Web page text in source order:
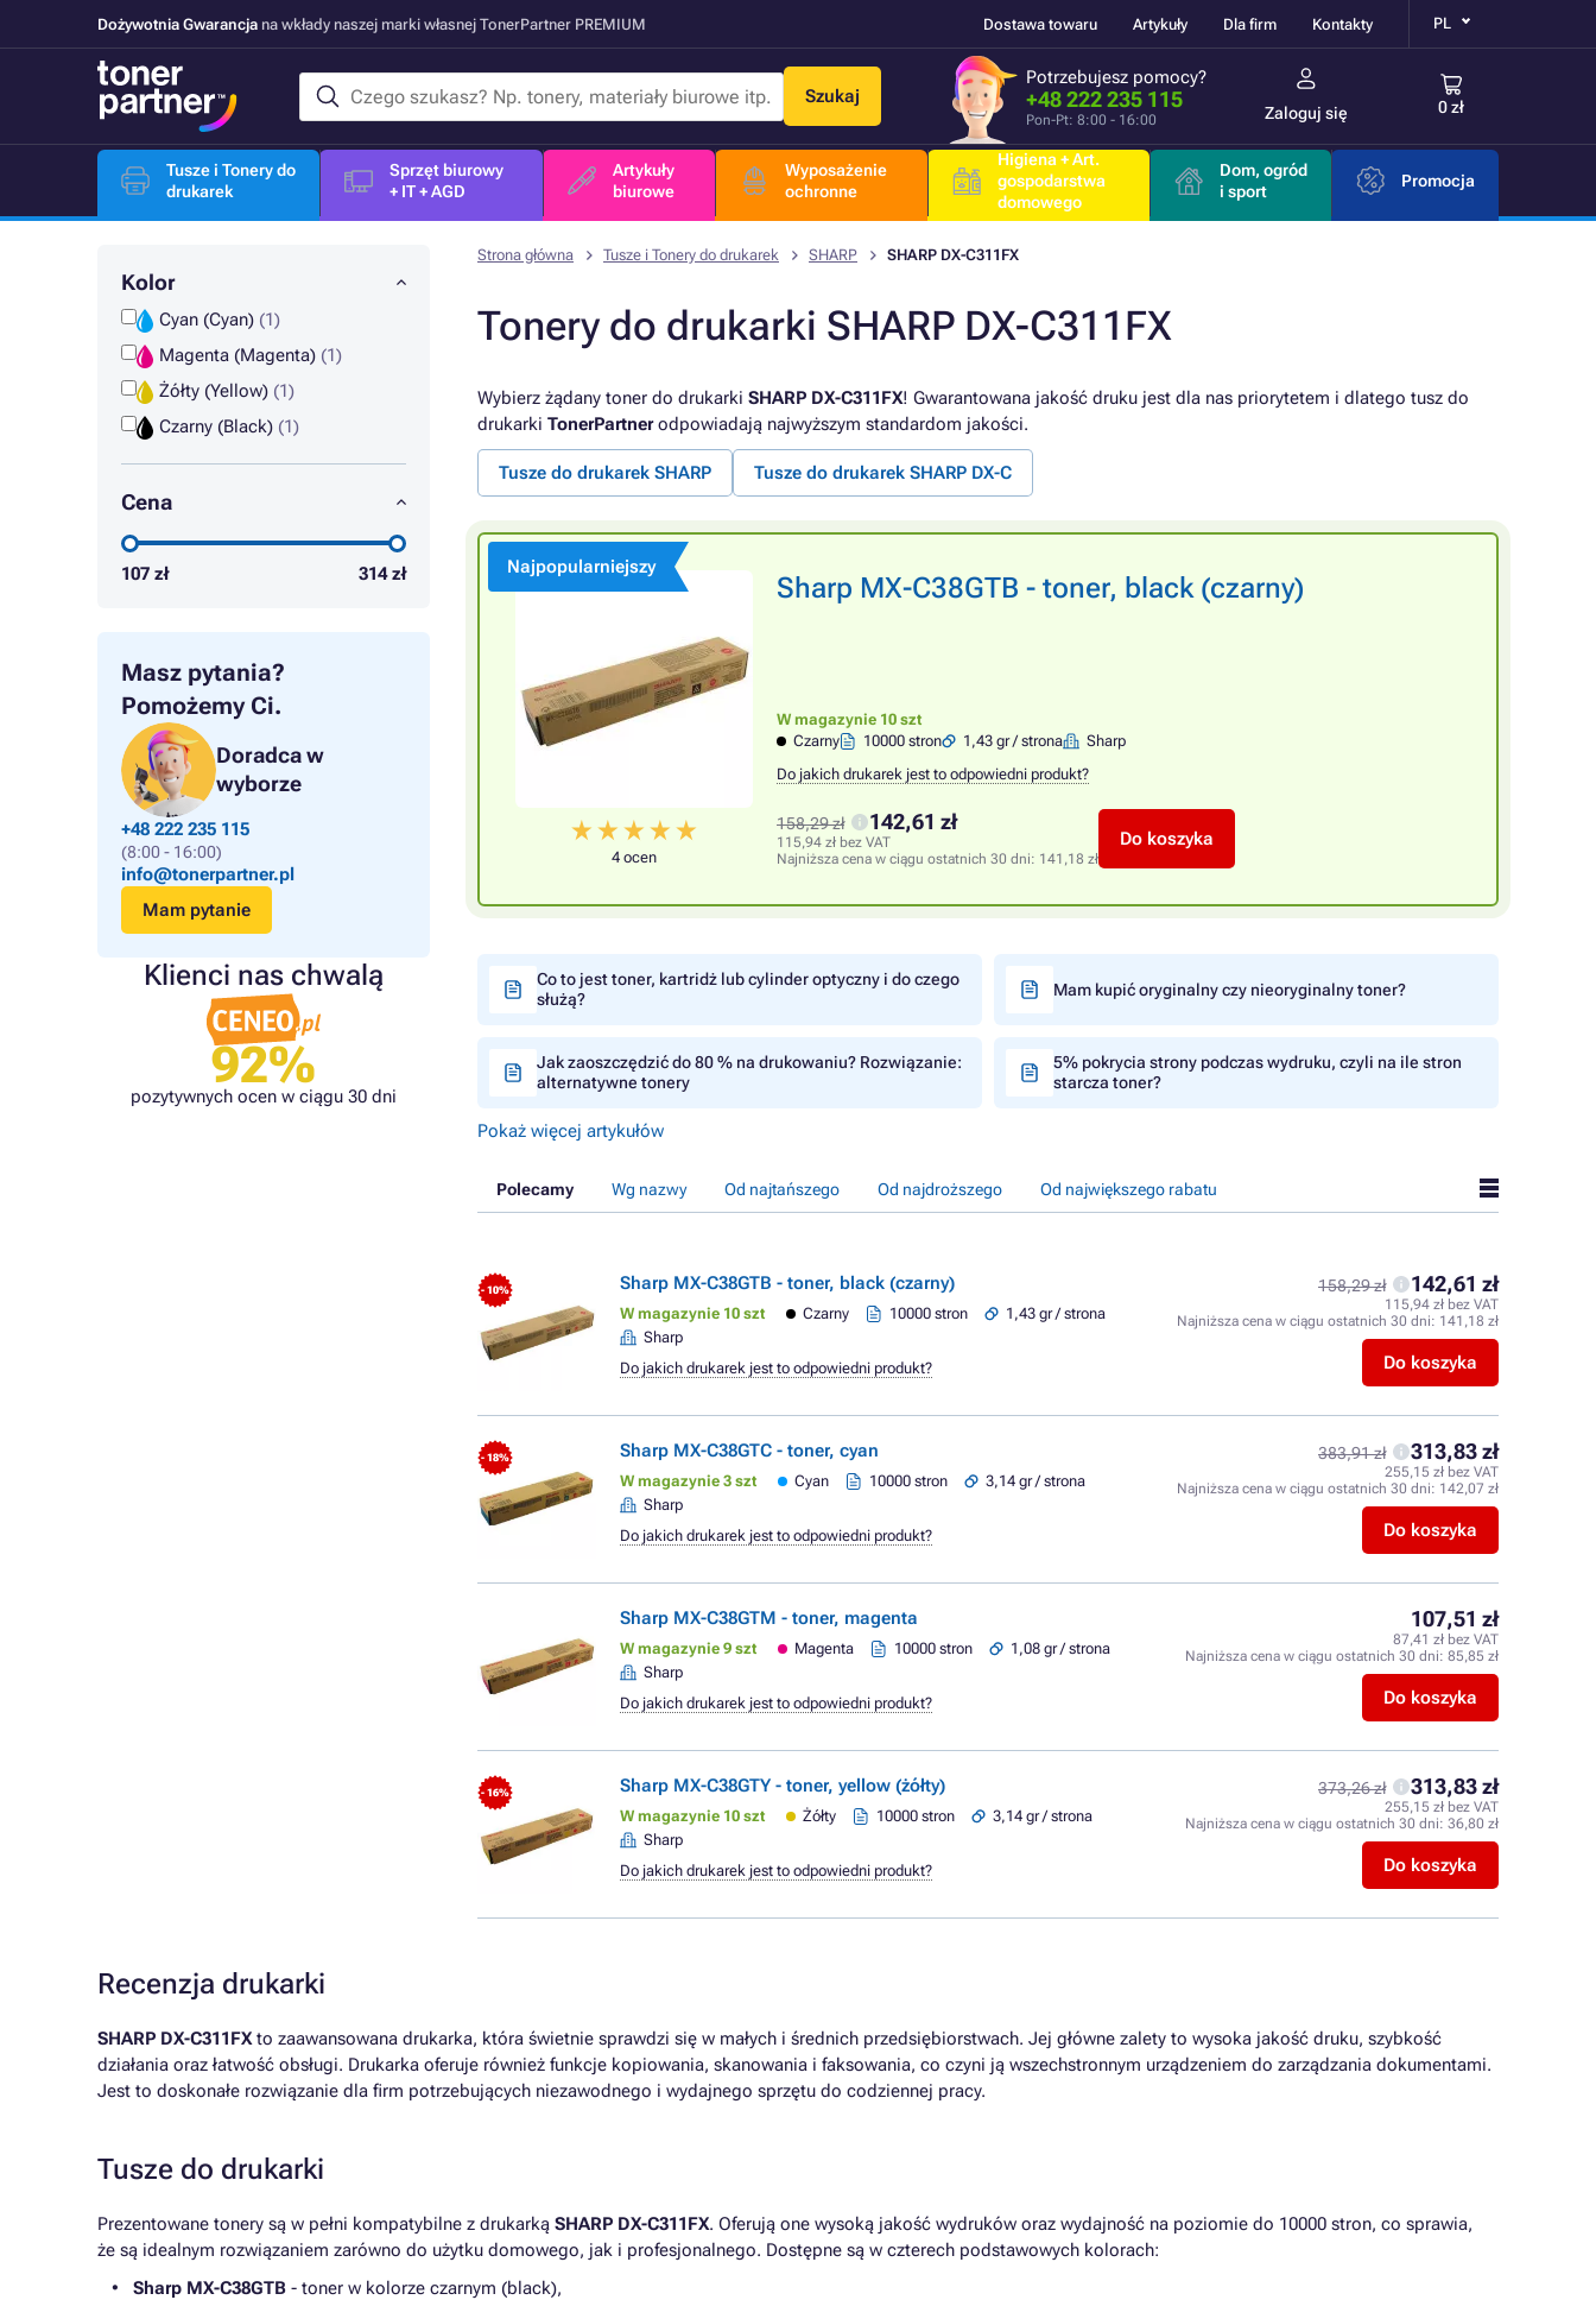
Dożywotnia Gwarancja na wkłady naszej marki własnej TonerPartner PREMIUM Dostawa towaru Artykuły Dla firm Kontakty PL
Szukaj
Potrzebujesz pomocy?
+48 222 235 115
Pon-Pt: 8:00 - 16:00 Zaloguj się 0 zł
Tusze i Tonery do
drukarek
Sprzęt biurowy
+ IT + AGD
Artykuły
biurowe
Wyposażenie
ochronne
Higiena + Art.
gospodarstwa
domowego
Dom, ogród
i sport
Promocja
Kolor
Cyan (Cyan) (1)
Magenta (Magenta) (1)
Żółty (Yellow) (1)
Czarny (Black) (1)
Cena
107 zł 314zł
Masz pytania?
Pomożemy Ci.
Doradca w
wyborze
+48 222 235 115
(8:00 - 16:00)
info@tonerpartner.pl
Mam pytanie
Klienci nas chwalą
92%
pozytywnych ocen w ciągu 30 dni
Strona główna Tusze i Tonery do drukarek SHARP SHARP DX-C311FX
Tonery do drukarki SHARP DX-C311FX
Wybierz żądany toner do drukarki SHARP DX-C311FX! Gwarantowana jakość druku jest dla nas priorytetem i dlatego tusz do
drukarki TonerPartnerodpowiadają najwyższym standardom jakości.
Tusze do drukarek SHARP Tusze do drukarek SHARP DX-C
Najpopularniejszy
4 ocen
Sharp MX-C38GTB - toner, black (czarny)
W magazynie 10 szt
Czarny
10000 stron 1,43 gr / strona
Sharp
Do jakich drukarek jest to odpowiedni produkt?
158,29 zł 142,61 zł
115,94 zł bez VAT
Najniższa cena w ciągu ostatnich 30 dni: 141,18 zł
Do koszyka
Co to jest toner, kartridż lub cylinder optyczny i do czego
służą?
Mam kupić oryginalny czy nieoryginalny toner?
Jak zaoszczędzić do 80 % na drukowaniu? Rozwiązanie:
alternatywne tonery
5% pokrycia strony podczas wydruku, czyli na ile stron
starcza toner?
Pokaż więcej artykułów
Polecamy Wg nazwy Od najtańszego Od najdroższego Od największego rabatu
- 10% Sharp MX-C38GTB - toner, black (czarny)
W magazynie 10 szt Czarny 10000 stron
1,43 gr / strona
Sharp
158,29 zł 142,61 zł
115,94 zł bez VAT
Najniższa cena w ciągu ostatnich 30 dni: 141,18 zł
Do koszyka
Do jakich drukarek jest to odpowiedni produkt?
- 18% Sharp MX-C38GTC - toner, cyan
W magazynie 3 szt Cyan 10000 stron
3,14 gr / strona
Sharp
383,91 zł 313,83 zł
255,15 zł bez VAT
Najniższa cena w ciągu ostatnich 30 dni: 142,07 zł
Do koszyka
Do jakich drukarek jest to odpowiedni produkt?
Sharp MX-C38GTM - toner, magenta
W magazynie 9 szt Magenta 10000 stron
1,08 gr / strona
Sharp
107,51 zł
87,41 zł bez VAT
Najniższa cena w ciągu ostatnich 30 dni: 85,85 zł
Do koszyka
Do jakich drukarek jest to odpowiedni produkt?
- 16% Sharp MX-C38GTY - toner, yellow (żółty)
W magazynie 10 szt Żółty 10000 stron
3,14 gr / strona
Sharp
373,26 zł 313,83 zł
255,15 zł bez VAT
Najniższa cena w ciągu ostatnich 30 dni: 36,80 zł
Do koszyka
Do jakich drukarek jest to odpowiedni produkt?
Recenzja drukarki
SHARP DX-C311FXto zaawansowana drukarka, która świetnie sprawdzi się w małych i średnich przedsiębiorstwach. Jej główne zalety to wysoka jakość druku, szybkość
działania oraz łatwość obsługi. Drukarka oferuje również funkcje kopiowania, skanowania i faksowania, co czyni ją wszechstronnym urządzeniem do zarządzania dokumentami.
Jest to doskonałe rozwiązanie dla firm potrzebujących niezawodnego i wydajnego sprzętu do codziennej pracy.
Tusze do drukarki
Prezentowane tonery są w pełni kompatybilne z drukarką SHARP DX-C311FX. Oferują one wysoką jakość wydruków oraz wydajność na poziomie do 10000 stron, co sprawia,
że są idealnym rozwiązaniem zarówno do użytku domowego, jak i profesjonalnego. Dostępne są w czterech podstawowych kolorach:
Sharp MX-C38GTB - toner w kolorze czarnym (black),